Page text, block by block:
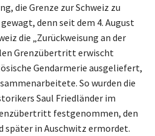
die Grenze zur Schweiz zu
denn seit dem 4. August
die „Zurückweisung an der
Grenzübertritt erwischt
Gendarmerie ausgeliefert,
So wurden die
Saul Friedländer im
festgenommen, den
später in Auschwitz ermordet.